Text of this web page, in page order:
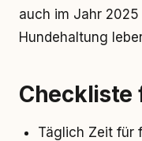
auch im Jahr
Hundehaltung
Checkliste
Täglich Zeit für